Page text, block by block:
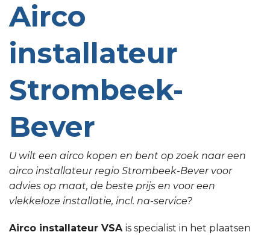
Airco
installateur
Strombeek-
Bever
U wilt een airco kopen en bent op zoek naar een
airco installateur regio Strombeek-Bever voor
advies op maat, de beste prijs en voor een
vlekkeloze installatie, incl. na-service?
Airco installateur VSA is specialist in het plaatsen